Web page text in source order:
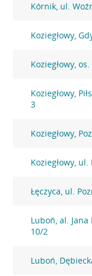
Kórnik, ul.
Koziegłowy,
Koziegłowy,
Koziegłowy,
3
Koziegłowy,
Koziegłowy,
Łęczyca, ul.
Luboń, al. Jana
10/2
Luboń,